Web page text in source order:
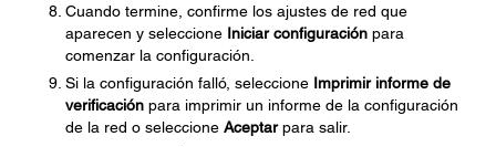
Cuando termine, confirme los ajustes de red que
aparecen y seleccione Iniciar configuración para
comenzar la configuración.
Si la configuración falló, seleccione Imprimir informe de
verificación para imprimir un informe de la configuración
de la red o seleccione Aceptarpara salir.